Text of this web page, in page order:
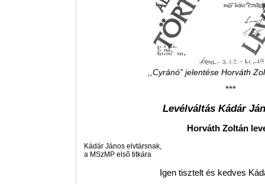
,,Cyránó” jelentése Horváth
***
Levélváltás Kádár
Horváth Zoltán
Kádár János elvtársnak,
a MSzMP elsõ titkára
Igen tisztelt és kedves